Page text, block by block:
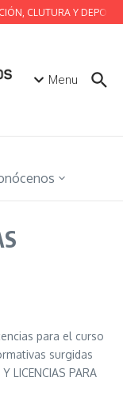
CLUTURA Y
Menu
para el curso
surgidas
LICENCIAS PARA